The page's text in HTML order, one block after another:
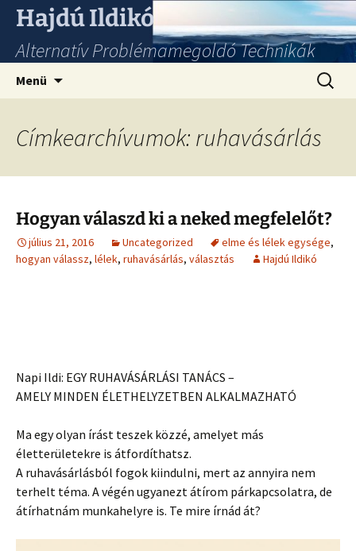
Hajdú Ildikó
Alternatív Problémamegoldó Technikák
Menü
Címkearchívumok: ruhavásárlás
Hogyan válaszd ki a neked megfelelőt?
július 21, 2016 Uncategorized elme és lélek egysége,
hogyan válassz, lélek, ruhavásárlás, választás Hajdú Ildikó
Napi Ildi: EGY RUHAVÁSÁRLÁSI TANÁCS –
AMELY MINDEN ÉLETHELYZETBEN ALKALMAZHATÓ
Ma egy olyan írást teszek közzé, amelyet más
életterületekre is átfordíthatsz.
A ruhavásárlásból fogok kiindulni, mert az annyira nem
terhelt téma. A végén ugyanezt átírom párkapcsolatra, de
átírhatnám munkahelyre is. Te mire írnád át?